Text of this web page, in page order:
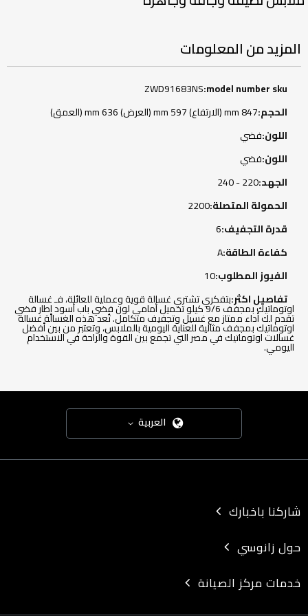
المزيد من المعلومات
المعلومات
ZWD91683NS
847 mm (الارتفاع) 597 mm (العرض) 636 mm (العمق)
فضي
فضي
220 - 240
2200
6
A
10
بتفكري تشتري غسالة قوية وعملية للعائلة، فـ غسالة
اوتوماتيك بمجفف 9/6 كيلو تحميل أمامي لون فضي باب أسود إطار فضي
تقدم لك أداء ممتاز مع غسيل وتجفيف متكامل. تُعد هذه الغسالة غسالة
اوتوماتيك بمجفف مثالية للعناية اليومية بالملابس، وتعتبر من بين أفضل
غسالات اوتوماتيك في مصر التي تجمع بين القوة والراحة في الاستخدام
اليومي.
العربية
شاركنا باخبارك
حول زانوسي
خدمات مركز الصيانة